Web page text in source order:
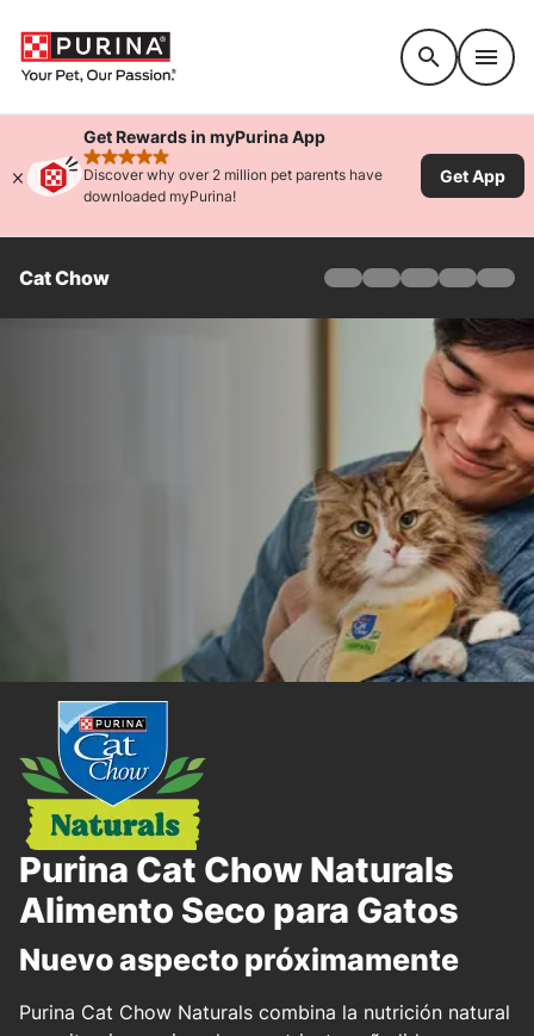
Get Rewards in myPurina App
rated 4.9 stars
Discover why over 2 million pet parents have
downloaded myPurina!
Get App
Cat Chow
Hogar
Adulto
Gatos como terapia
Sobre
Ofertas
Purina Cat Chow Naturals
Alimento Seco para Gatos
Nuevo aspecto próximamente
Purina Cat Chow Naturals combina la nutrición natural